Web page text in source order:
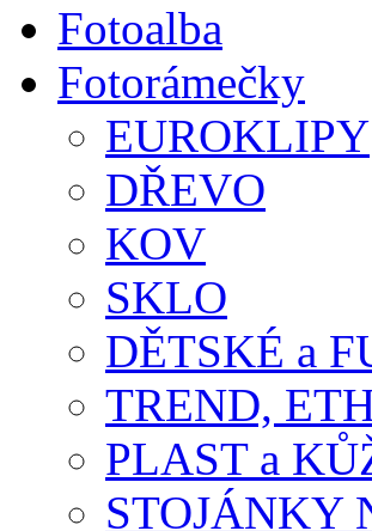
Fotoalba
Fotorámečky
EUROKLIPY
DŘEVO
KOV
SKLO
DĚTSKÉ a
TREND,
PLAST a
STOJÁNKY